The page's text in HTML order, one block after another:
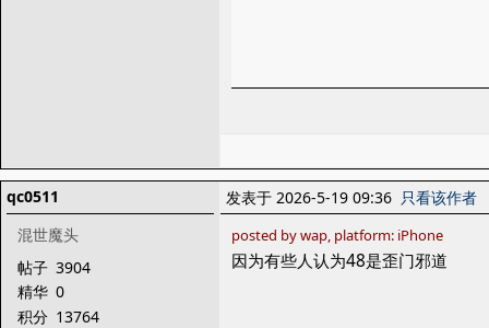
qc0511
混世魔头
帖子 3904
精华 0
积分 13764
发表于 2026-5-19 09:36 只看该作者
posted by wap, platform: iPhone
因为有些人认为48是歪门邪道